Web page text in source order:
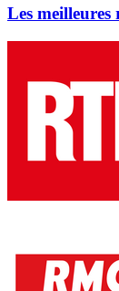
Les meilleures